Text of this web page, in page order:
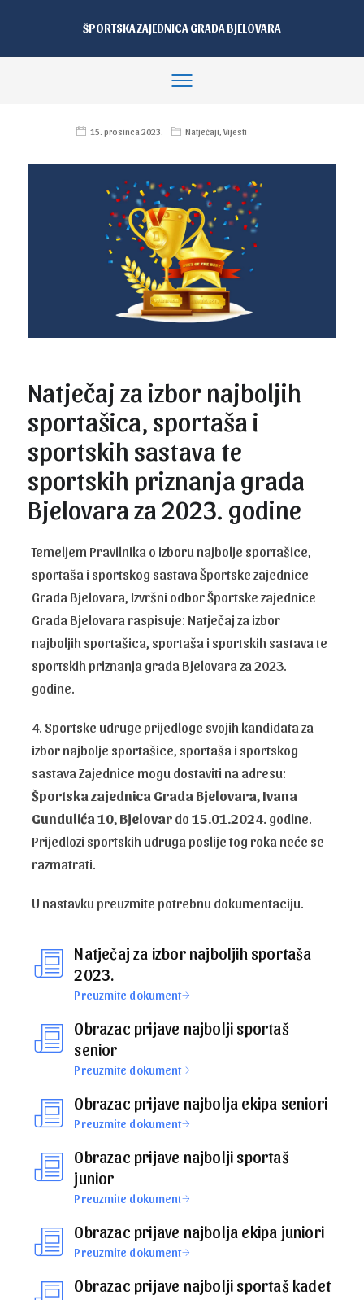
ŠPORTSKA ZAJEDNICA GRADA BJELOVARA
15. prosinca 2023. Natječaji ,Vijesti
Natječaj za izbor najboljih
sportašica, sportaša i
sportskih sastava te
sportskih priznanja grada
Bjelovara za 2023. godine
Temeljem Pravilnika o izboru najbolje sportašice,
sportaša i sportskog sastava Športske zajednice
Grada Bjelovara, Izvršni odbor Športske zajednice
Grada Bjelovara raspisuje: Natječaj za izbor
najboljih sportašica, sportaša i sportskih sastava te
sportskih priznanja grada Bjelovara za 2023.
godine.
4. Sportske udruge prijedloge svojih kandidata za
izbor najbolje sportašice, sportaša i sportskog
sastava Zajednice mogu dostaviti na adresu:
Športska zajednica Grada Bjelovara, Ivana
Gundulića 10, Bjelovar do15.01.2024. godine.
Prijedlozi sportskih udruga poslije tog roka neće se
razmatrati.
U nastavku preuzmite potrebnu dokumentaciju.
Natječaj za izbor najboljih sportaša
2023.
Preuzmite dokument
Obrazac prijave najbolji sportaš
senior
Preuzmite dokument
Obrazac prijave najbolja ekipa seniori
Preuzmite dokument
Obrazac prijave najbolji sportaš
junior
Preuzmite dokument
Obrazac prijave najbolja ekipa juniori
Preuzmite dokument
Obrazac prijave najbolji sportaš kadet